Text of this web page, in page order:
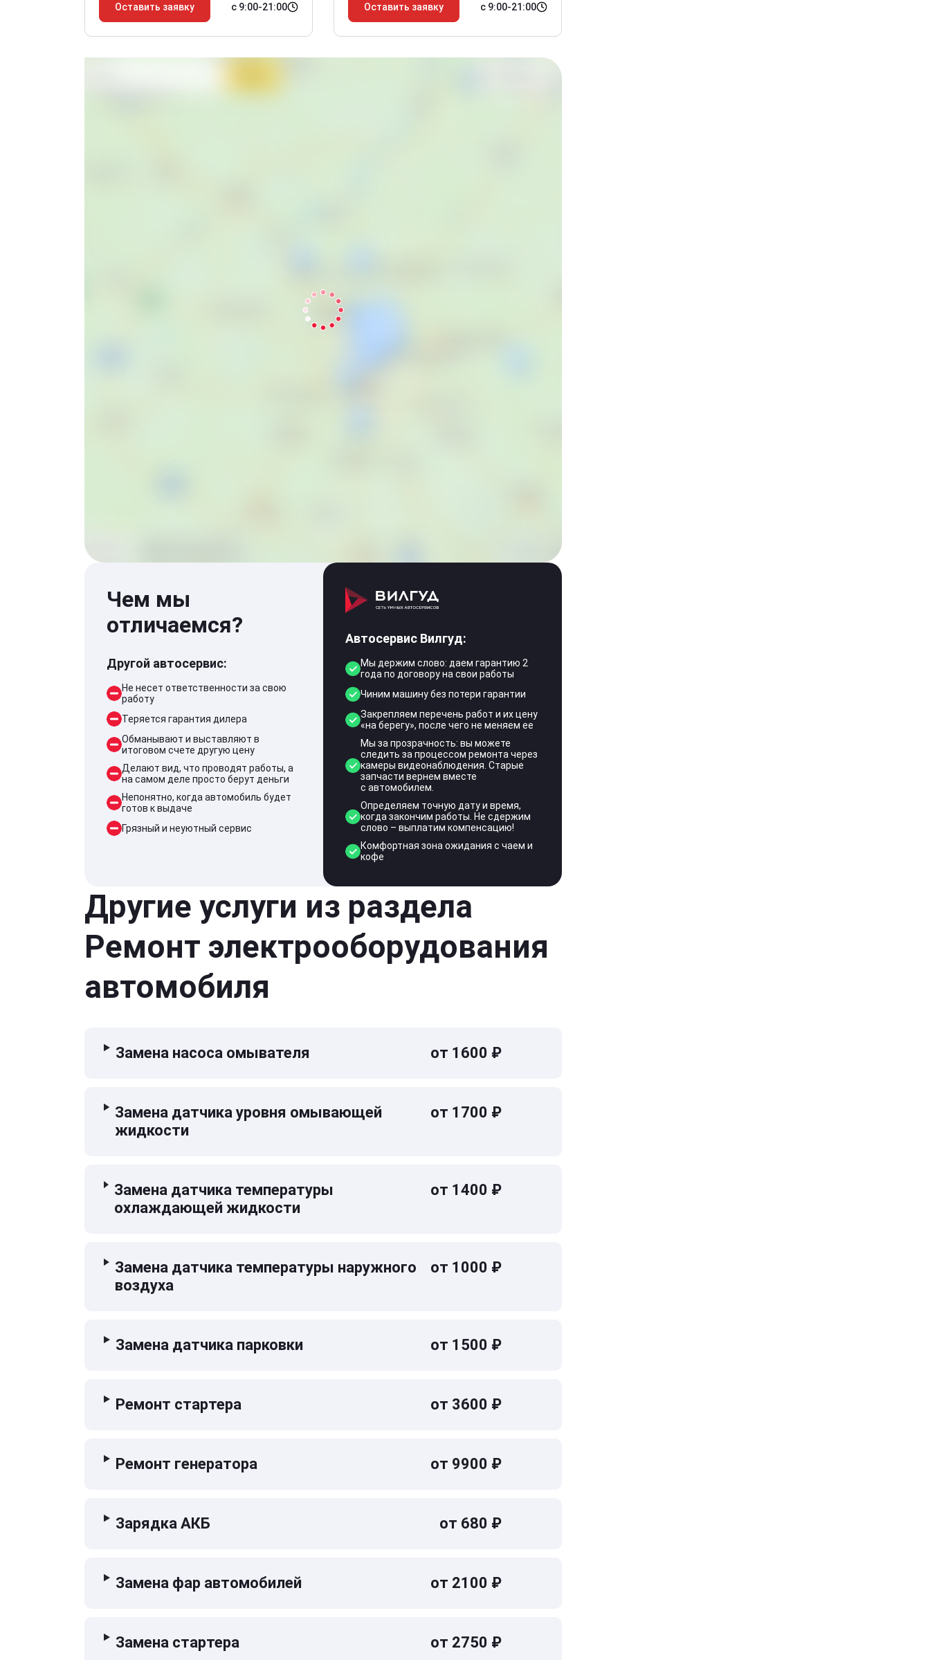
Оставить заявку с 9:00-21:00 Оставить заявку с 9:00-21:00
Чем мы
отличаемся?
Другой автосервис:
Не несет ответственности за свою
работу
Теряется гарантия дилера
Обманывают и выставляют в
итоговом счете другую цену
Делают вид, что проводят работы, а
на самом деле просто берут деньги
Непонятно, когда автомобиль будет
готов к выдаче
Грязный и неуютный сервис
Автосервис Вилгуд:
Мы держим слово: даем гарантию 2
года по договору на свои работы
Чиним машину без потери гарантии
Закрепляем перечень работ и их цену
«на берегу», после чего не меняем ее
Мы за прозрачность: вы можете
следить за процессом ремонта через
камеры видеонаблюдения. Старые
запчасти вернем вместе
с автомобилем.
Определяем точную дату и время,
когда закончим работы. Не сдержим
слово – выплатим компенсацию!
Комфортная зона ожидания с чаем и
кофе
Другие услуги из раздела
Ремонт электрооборудования
автомобиля
Замена насоса омывателя от 1600 ₽
Замена датчика уровня омывающей
жидкости
от 1700 ₽
Замена датчика температуры
охлаждающей жидкости
от 1400 ₽
Замена датчика температуры наружного
воздуха
от 1000 ₽
Замена датчика парковки от 1500 ₽
Ремонт стартера от 3600 ₽
Ремонт генератора от 9900 ₽
Зарядка АКБ от 680 ₽
Замена фар автомобилей от 2100 ₽
Замена стартера от 2750 ₽